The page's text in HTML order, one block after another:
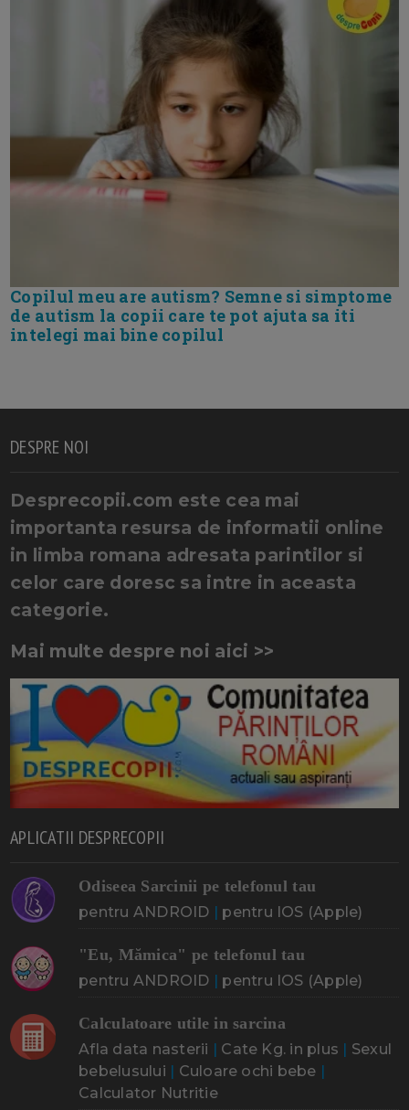
Copilul meu are autism? Semne si simptome
de autism la copii care te pot ajuta sa iti
intelegi mai bine copilul
DESPRE NOI
Desprecopii.com este cea mai
importanta resursa de informatii online
in limba romana adresata parintilor si
celor care doresc sa intre in aceasta
categorie.
Mai multe despre noi aici >>
APLICATII DESPRECOPII
Odiseea Sarcinii pe telefonul tau
pentru ANDROID | pentru IOS (Apple)
"Eu, Mămica" pe telefonul tau
pentru ANDROID | pentru IOS (Apple)
Calculatoare utile in sarcina
Afla data nasterii | Cate Kg. in plus | Sexul
bebelusului | Culoare ochi bebe |
Calculator Nutritie